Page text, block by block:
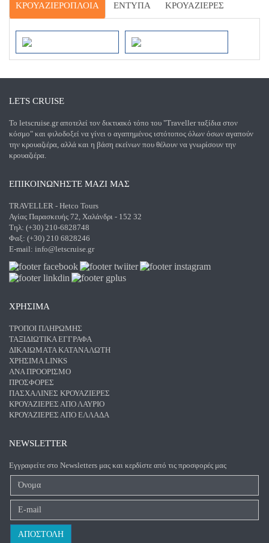
ΚΡΟΥΑΖΙΕΡΌΠΛΟΙΑ ΈΝΤΥΠΑ ΚΡΟΥΑΖΙΈΡΕΣ
LETS CRUISE
Το letscruise.gr αποτελεί τον δικτυακό τόπο του "Traveller ταξίδια στον
κόσμο" και φιλοδοξεί να γίνει ο αγαπημένος ιστότοπος όλων όσων αγαπούν
την κρουαζιέρα, αλλά και η βάση εκείνων που θέλουν να γνωρίσουν την
κρουαζιέρα.
ΕΠΙΚΟΙΝΩΝΗΣΤΕ ΜΑΖΙ ΜΑΣ
TRAVELLER - Hetco Tours
Αγίας Παρασκευής 72, Χαλάνδρι - 152 32
Τηλ: (+30) 210-6828748
Φαξ: (+30) 210 6828246
E-mail: info@letscruise.gr
ΧΡΗΣΙΜΑ
ΤΡΌΠΟΙ ΠΛΗΡΩΜΉΣ
ΤΑΞΙΔΙΩΤΙΚΆ ΈΓΓΡΑΦΑ
ΔΙΚΑΙΏΜΑΤΑ ΚΑΤΑΝΑΛΩΤΉ
ΧΡΉΣΙΜΑ LINKS
ΑΝΑ ΠΡΟΟΡΙΣΜΌ
ΠΡΟΣΦΟΡΈΣ
ΠΑΣΧΑΛΙΝΈΣ ΚΡΟΥΑΖΙΈΡΕΣ
ΚΡΟΥΑΖΙΈΡΕΣ ΑΠΌ ΛΑΎΡΙΟ
ΚΡΟΥΑΖΙΈΡΕΣ ΑΠΌ ΕΛΛΆΔΑ
NEWSLETTER
Εγγραφείτε στο Newsletters μας και κερδίστε από τις προσφορές μας